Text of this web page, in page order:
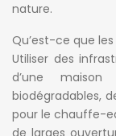
nature.
Qu’est-ce que
Utiliser des
d’une
biodégradables,
pour le chauffe-
de larges